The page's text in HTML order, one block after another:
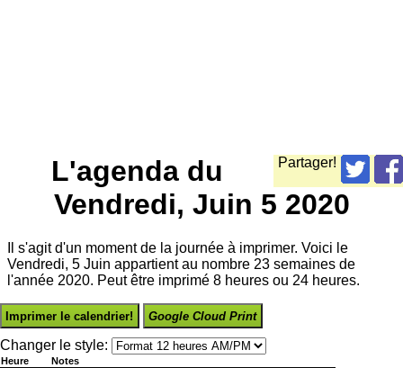
Partager!
L'agenda du
Vendredi, Juin 5 2020
Il s'agit d'un moment de la journée à imprimer. Voici le
Vendredi, 5 Juin appartient au nombre 23 semaines de
l'année 2020. Peut être imprimé 8 heures ou 24 heures.
Imprimer le calendrier! Google Cloud Print
Changer le style:
Heure Notes